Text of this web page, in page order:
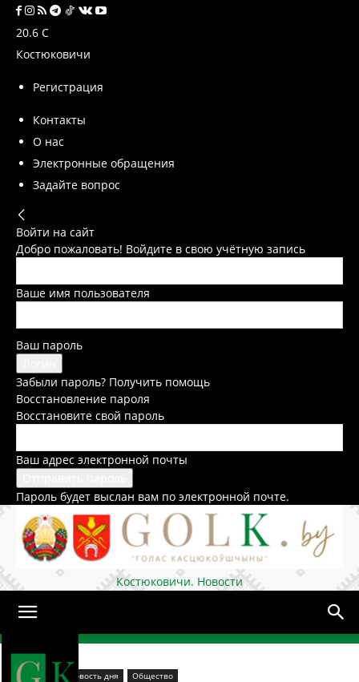
20.6 C
Костюковичи
Регистрация
Контакты
О нас
Электронные обращения
Задайте вопрос
Войти на сайт
Добро пожаловать! Войдите в свою учётную запись
Ваше имя пользователя
Ваш пароль
Забыли пароль? Получить помощь
Восстановление пароля
Восстановите свой пароль
Ваш адрес электронной почты
Пароль будет выслан вам по электронной почте.
Костюковичи. Новости
Домой
В стране Новость дня Общество